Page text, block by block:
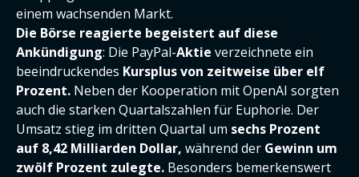
einem wachsenden Markt.
Die Börse reagierte begeistert auf diese
Ankündigung: Die PayPal-Aktie verzeichnete ein
beeindruckendes Kursplus von zeitweise über elf
Prozent. Neben der Kooperation mit OpenAI sorgten
auch die starken Quartalszahlen für Euphorie. Der
Umsatz stieg im dritten Quartal um sechs Prozent
auf 8,42 Milliarden Dollar, während der Gewinn um
zwölf Prozent zulegte. Besonders bemerkenswert